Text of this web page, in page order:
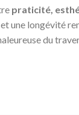
praticité,
une longévité
du